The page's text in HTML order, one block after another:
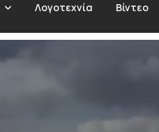
Λογοτεχνία Βίντεο